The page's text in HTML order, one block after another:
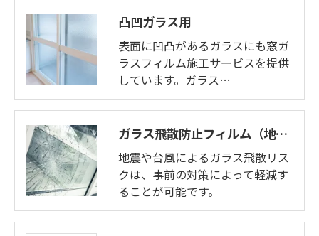
凸凹ガラス用
表面に凹凸があるガラスにも窓ガ
ラスフィルム施工サービスを提供
しています。ガラス…
ガラス飛散防止フィルム（地震対策）
地震や台風によるガラス飛散リス
クは、事前の対策によって軽減す
ることが可能です。